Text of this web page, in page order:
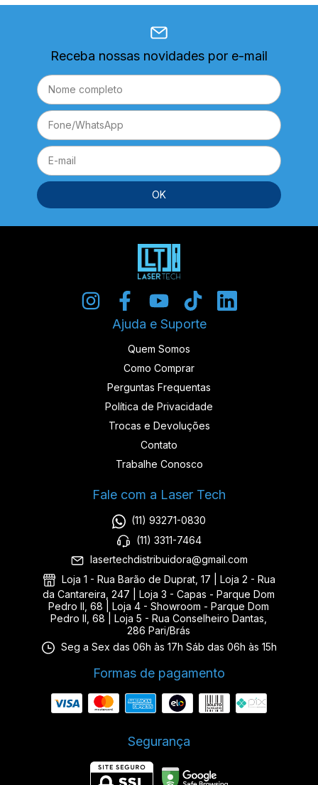
Receba nossas novidades por e-mail
Ajuda e Suporte
Quem Somos
Como Comprar
Perguntas Frequentas
Política de Privacidade
Trocas e Devoluções
Contato
Trabalhe Conosco
Fale com a Laser Tech
(11) 93271-0830
(11) 3311-7464
lasertechdistribuidora@gmail.com
Loja 1 - Rua Barão de Duprat, 17 | Loja 2 - Rua
da Cantareira, 247 | Loja 3 - Capas - Parque Dom
Pedro II, 68 | Loja 4 - Showroom - Parque Dom
Pedro II, 68 | Loja 5 - Rua Conselheiro Dantas,
286 Pari/Brás
Seg a Sex das 06h às 17h Sáb das 06h às 15h
Formas de pagamento
Segurança